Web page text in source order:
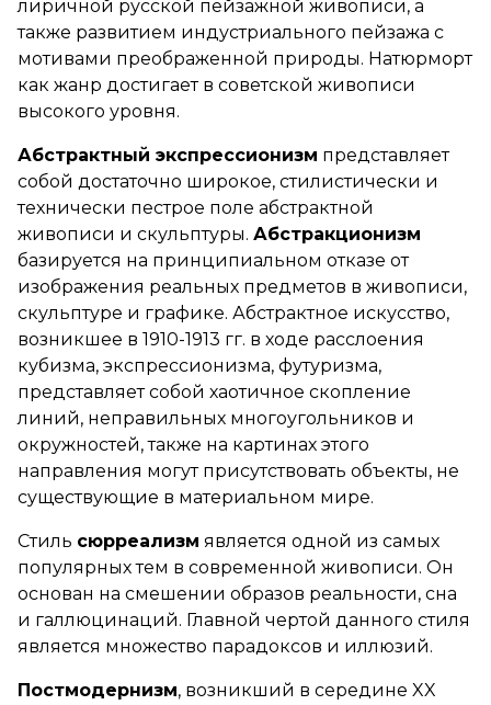
лиричной русской пейзажной живописи, а
также развитием индустриального пейзажа с
мотивами преображенной природы. Натюрморт
как жанр достигает в советской живописи
высокого уровня.
Абстрактный экспрессионизм представляет
собой достаточно широкое, стилистически и
технически пестрое поле абстрактной
живописи и скульптуры. Абстракционизм
базируется на принципиальном отказе от
изображения реальных предметов в живописи,
скульптуре и графике. Абстрактное искусство,
возникшее в 1910-1913 гг. в ходе расслоения
кубизма, экспрессионизма, футуризма,
представляет собой хаотичное скопление
линий, неправильных многоугольников и
окружностей, также на картинах этого
направления могут присутствовать объекты, не
существующие в материальном мире.
Стиль сюрреализм является одной из самых
популярных тем в современной живописи. Он
основан на смешении образов реальности, сна
и галлюцинаций. Главной чертой данного стиля
является множество парадоксов и иллюзий.
Постмодернизм, возникший в середине XX